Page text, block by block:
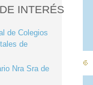
INTERÉS
de Colegios
de
Nra Sra de